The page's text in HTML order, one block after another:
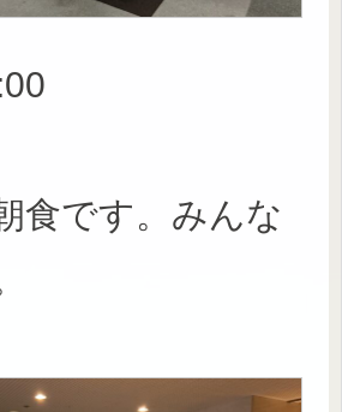
食です。みんな